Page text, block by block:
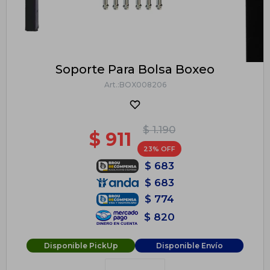
Soporte Para Bolsa Boxeo
BOX008206
$ 1.190
$ 911 23
$ 683
$ 683
$ 774
$ 820
Disponible PickUp Disponible Envío